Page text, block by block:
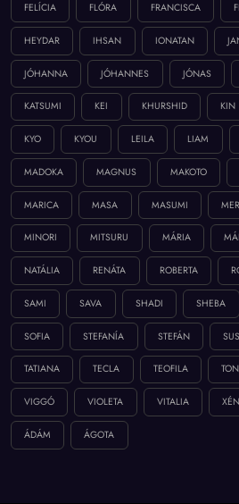
FELÍCIA FLÓRA FRANCISCA
HEYDAR IHSAN IONATAN
JÓHANNA JÓHANNES JÓNAS
KATSUMI KEI KHURSHID KIN
KYO KYOU LEILA LIAM
MADOKA MAGNUS MAKOTO
MARICA MASA MASUMI
MINORI MITSURU MÁRIA
NATÁLIA RENÁTA ROBERTA
SAMI SAVA SHADI SHEBA
SOFIA STEFANÍA STEFÁN
TATIANA TECLA TEOFILA
VIGGÓ VIOLETA VITALIA
ÁDÁM ÁGOTA